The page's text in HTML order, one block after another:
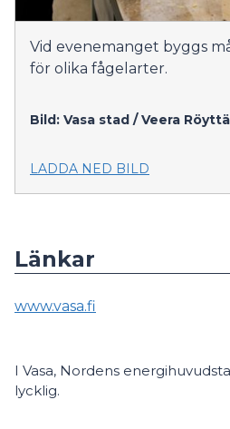
Vid evenemanget byggs
för olika fågelarter.
Bild: Vasa stad / Veera Röyttä
LADDA NED BILD
Länkar
www.vasa.fi
I Vasa, Nordens
lycklig.